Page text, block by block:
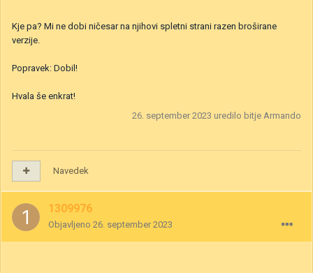
Kje pa? Mi ne dobi ničesar na njihovi spletni strani razen broširane
verzije.
Popravek: Dobil!
Hvala še enkrat!
26. september 2023 uredilo bitje Armando
Navedek
1309976
Objavljeno 26. september 2023